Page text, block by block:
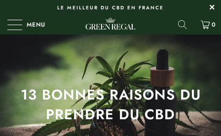
LE MEILLEUR DU CBD EN FRANCE
MENU 0
13 BONNES RAISONS DU
PRENDRE DU CBD